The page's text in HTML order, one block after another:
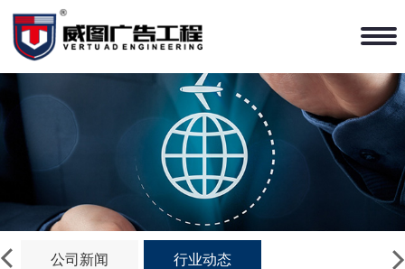
公司新闻 行业动态